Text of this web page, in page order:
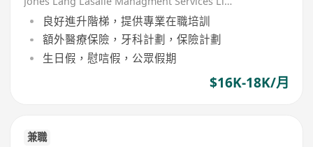
良好進升階梯，提供專業在職培訓
額外醫療保險，牙科計劃，保險計劃
生日假，慰唁假，公眾假期
$16K-18K/月
兼職